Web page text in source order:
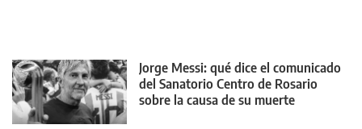
Jorge Messi: qué dice el comunicado
del Sanatorio Centro de Rosario
sobre la causa de su muerte